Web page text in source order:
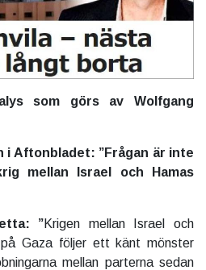
som görs av Wolfgang
i Aftonbladet: ”Frågan är inte
mellan Israel och Hamas
”Krigen mellan Israel och
Gaza följer ett känt mönster
mellan parterna sedan